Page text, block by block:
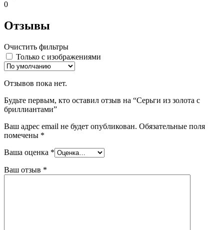
0
Отзывы
Очистить фильтры
Только с изображениями
Отзывов пока нет.
Будьте первым, кто оставил отзыв на “Серьги из золота с
бриллиантами”
Ваш адрес email не будет опубликован. Обязательные поля
помечены *
Ваша оценка *
Ваш отзыв *